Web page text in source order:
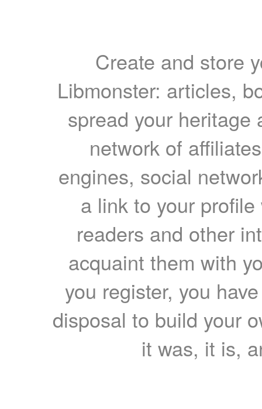
Create and store
Libmonster: articles,
spread your heritage
network of
engines, social
a link to your
readers and other
acquaint them with
you register, you
disposal to build your
it was, it is,